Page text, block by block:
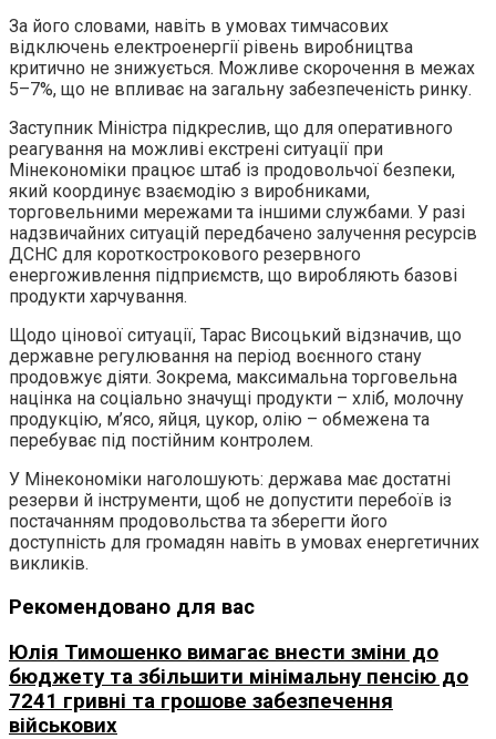
За його словами, навіть в умовах тимчасових
відключень електроенергії рівень виробництва
критично не знижується. Можливе скорочення в межах
5–7%, що не впливає на загальну забезпеченість ринку.
Заступник Міністра підкреслив, що для оперативного
реагування на можливі екстрені ситуації при
Мінекономіки працює штаб із продовольчої безпеки,
який координує взаємодію з виробниками,
торговельними мережами та іншими службами. У разі
надзвичайних ситуацій передбачено залучення ресурсів
ДСНС для короткострокового резервного
енергоживлення підприємств, що виробляють базові
продукти харчування.
Щодо цінової ситуації, Тарас Висоцький відзначив, що
державне регулювання на період воєнного стану
продовжує діяти. Зокрема, максимальна торговельна
націнка на соціально значущі продукти – хліб, молочну
продукцію, м’ясо, яйця, цукор, олію – обмежена та
перебуває під постійним контролем.
У Мінекономіки наголошують: держава має достатні
резерви й інструменти, щоб не допустити перебоїв із
постачанням продовольства та зберегти його
доступність для громадян навіть в умовах енергетичних
викликів.
Рекомендовано для вас
Юлія Тимошенко вимагає внести зміни до
бюджету та збільшити мінімальну пенсію до
7241 гривні та грошове забезпечення
військових